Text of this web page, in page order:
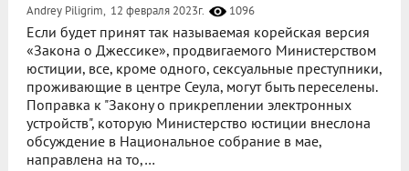
Andrey Piligrim, 12 февраля 2023г. 1096
Если будет принят так называемая корейская версия
«Закона о Джессике», продвигаемого Министерством
юстиции, все, кроме одного, сексуальные преступники,
проживающие в центре Сеула, могут быть переселены.
Поправка к "Закону о прикреплении электронных
устройств", которую Министерство юстиции внеслона
обсуждение в Национальное собрание в мае,
направлена ​​на то,…